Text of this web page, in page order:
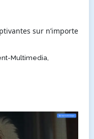
sur n’importe
Multimedia,